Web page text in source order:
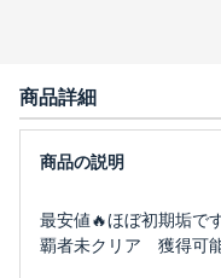
商品詳細
最安値🔥ほぼ初期垢
覇者未クリア 獲得可